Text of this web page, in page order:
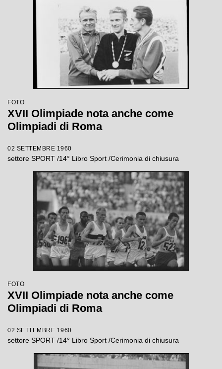
FOTO
XVII Olimpiade nota anche come
Olimpiadi di Roma
02 SETTEMBRE 1960
settore SPORT /14° Libro Sport /Cerimonia di chiusura
FOTO
XVII Olimpiade nota anche come
Olimpiadi di Roma
02 SETTEMBRE 1960
settore SPORT /14° Libro Sport /Cerimonia di chiusura